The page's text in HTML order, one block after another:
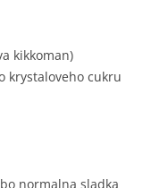
kikkoman)
krystaloveho cukru
normalna sladka